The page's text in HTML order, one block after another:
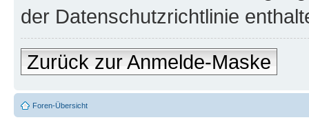
der Datenschutzrichtlinie
Zurück zur Anmelde-Maske
Foren-Übersicht